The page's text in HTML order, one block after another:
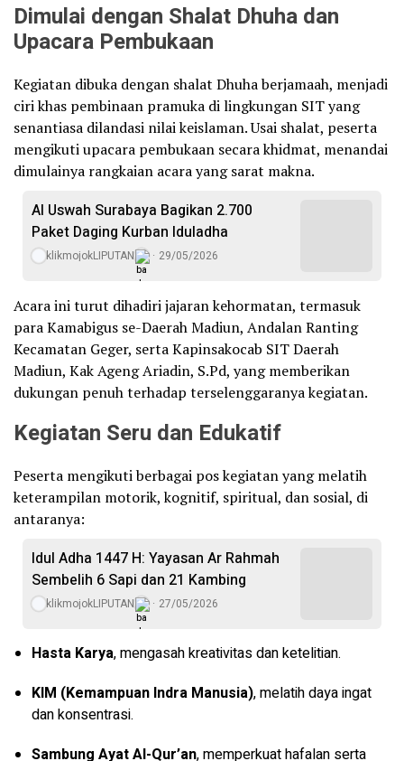
Dimulai dengan Shalat Dhuha dan
Upacara Pembukaan
Kegiatan dibuka dengan shalat Dhuha berjamaah, menjadi
ciri khas pembinaan pramuka di lingkungan SIT yang
senantiasa dilandasi nilai keislaman. Usai shalat, peserta
mengikuti upacara pembukaan secara khidmat, menandai
dimulainya rangkaian acara yang sarat makna.
Al Uswah Surabaya Bagikan 2.700
Paket Daging Kurban Iduladha
klikmojokLIPUTAN 29/05/2026
Acara ini turut dihadiri jajaran kehormatan, termasuk
para Kamabigus se-Daerah Madiun, Andalan Ranting
Kecamatan Geger, serta Kapinsakocab SIT Daerah
Madiun, Kak Ageng Ariadin, S.Pd, yang memberikan
dukungan penuh terhadap terselenggaranya kegiatan.
Kegiatan Seru dan Edukatif
Peserta mengikuti berbagai pos kegiatan yang melatih
keterampilan motorik, kognitif, spiritual, dan sosial, di
antaranya:
Idul Adha 1447 H: Yayasan Ar Rahmah
Sembelih 6 Sapi dan 21 Kambing
klikmojokLIPUTAN 27/05/2026
Hasta Karya, mengasah kreativitas dan ketelitian.
KIM (Kemampuan Indra Manusia), melatih daya ingat
dan konsentrasi.
Sambung Ayat Al-Qur’an, memperkuat hafalan serta